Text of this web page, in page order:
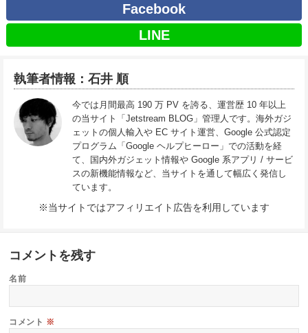
Facebook
LINE
執筆者情報：石井 順
今では月間最高 190 万 PV を誇る、運営歴 10 年以上
の当サイト「Jetstream BLOG」管理人です。海外ガジ
ェットの個人輸入や EC サイト運営、Google 公式認定
プログラム「Google ヘルプヒーロー」での活動を経
て、国内外ガジェット情報や Google 系アプリ / サービ
スの新機能情報など、当サイトを通して幅広く発信し
ています。
※当サイトではアフィリエイト広告を利用しています
コメントを残す
名前
コメント ※